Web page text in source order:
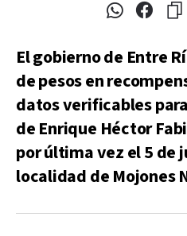
El gobierno de Entre
de pesos en
datos verificables
de Enrique Héctor
por última vez el 5 de
localidad de Mojones